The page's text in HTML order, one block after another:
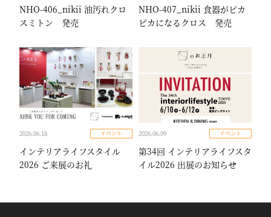
NHO-406_nikii 油汚れクロ
スミトン 発売
NHO-407_nikii 食器がピカ
ピカになるクロス 発売
2026.06.18 イベント
インテリアライフスタイル
2026 ご来展のお礼
2026.06.09 イベント
第34回 インテリアライフスタ
イル2026 出展のお知らせ